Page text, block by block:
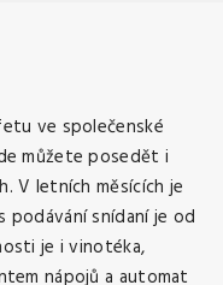
ve společenské
můžete posedět i
V letních měsících je
podávání snídaní je od
je i vinotéka,
nápojů a automat